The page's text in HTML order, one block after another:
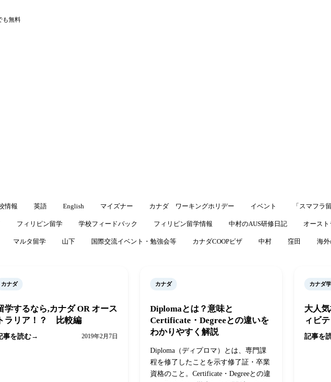
も無料
情報 英語 English マイズナー カナダ ワーキングホリデー イベント 「スマフラ
フィリピン留学 学校フィードバック フィリピン留学情報 中村のAUS研修日記 オース
マルタ留学 山下 国際交流イベント・勉強会等 カナダCOOPビザ 中村 窪田 海
カナダ
学するなら,カナダ OR オース
トラリア！？ 比較編
事を読む 2019年2月7日
カナダ
Diplomaとは？意味と
Certificate・Degreeとの違いを
わかりやすく解説
Diploma（ディプロマ）とは、専門課
程を修了したことを示す修了証・卒業
資格のこと。Certificate・Degreeとの違
カナダ
大人
ィビ
記事を